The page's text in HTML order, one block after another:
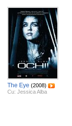
The Eye (2008)
Cu: Jessica Alba